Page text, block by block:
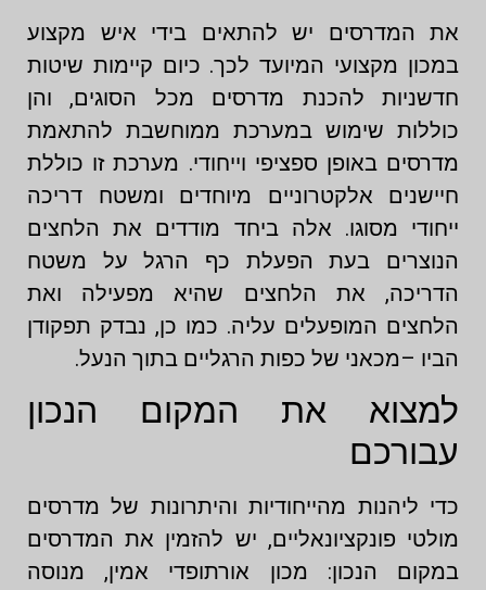
את המדרסים יש להתאים בידי איש מקצוע
במכון מקצועי המיועד לכך. כיום קיימות שיטות
חדשניות להכנת מדרסים מכל הסוגים, והן
כוללות שימוש במערכת ממוחשבת להתאמת
מדרסים באופן ספציפי וייחודי. מערכת זו כוללת
חיישנים אלקטרוניים מיוחדים ומשטח דריכה
ייחודי מסוגו. אלה ביחד מודדים את הלחצים
הנוצרים בעת הפעלת כף הרגל על משטח
הדריכה, את הלחצים שהיא מפעילה ואת
הלחצים המופעלים עליה. כמו כן, נבדק תפקודן
הביו –מכאני של כפות הרגליים בתוך הנעל.
למצוא את המקום הנכון
עבורכם
כדי ליהנות מהייחודיות והיתרונות של מדרסים
מולטי פונקציונאליים, יש להזמין את המדרסים
במקום הנכון: מכון אורתופדי אמין, מנוסה